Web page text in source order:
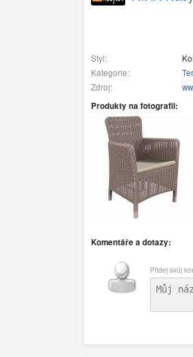
Styl:
Kategorie:
Zdroj:
Produkty na fotografii:
Komentáře a dotazy:
Přidej svůj